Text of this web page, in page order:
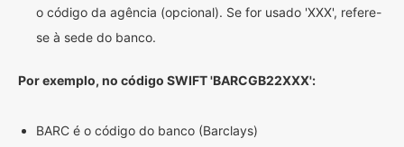
o código da agência (opcional). Se for usado 'XXX', refere-
se à sede do banco.
Por exemplo, no código SWIFT 'BARCGB22XXX':
BARC é o código do banco (Barclays)